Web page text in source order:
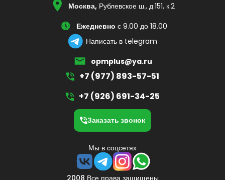
Москва, Рублевское ш., д.151, к.2
Ежедневно с 9.00 до 18.00
Написать в telegram
opmplus@ya.ru
+7 (977) 893-57-51
+7 (926) 691-34-25
Заказать звонок
2008 Все права защищены
Мы в соцсетях